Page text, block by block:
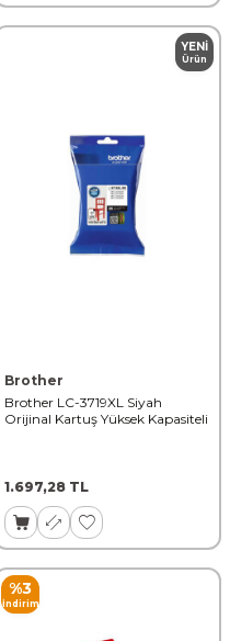
YENI
Ürün
Brother
Brother LC-3719XL Siyah
Orijinal Kartuş Yüksek Kapasiteli
1.697,28 TL
%3
İndirim